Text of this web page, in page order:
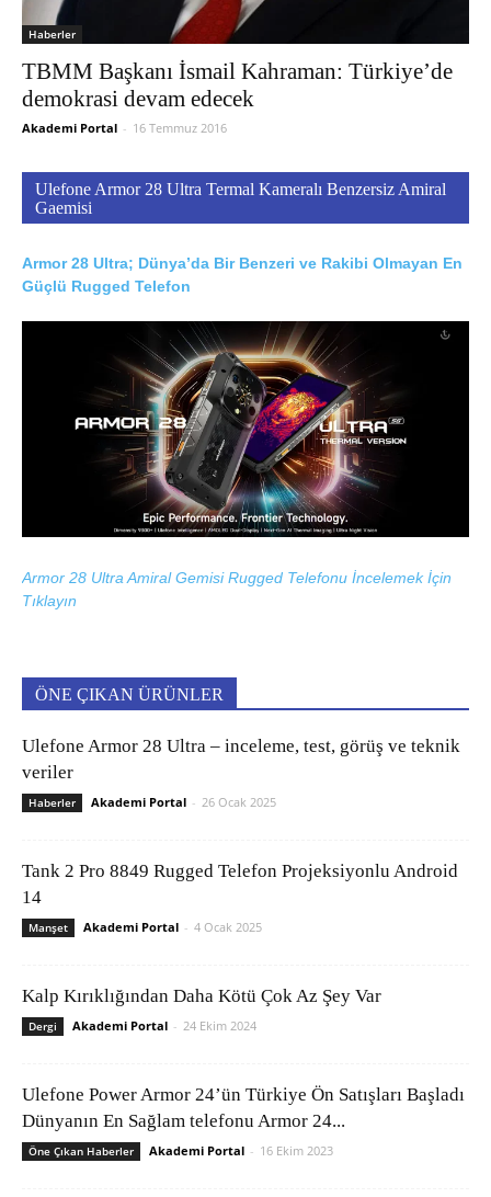
Haberler
TBMM Başkanı İsmail Kahraman: Türkiye’de
demokrasi devam edecek
Akademi Portal - 16 Temmuz 2016
Ulefone Armor 28 Ultra Termal Kameralı Benzersiz Amiral
Gaemisi
Armor 28 Ultra; Dünya’da Bir Benzeri ve Rakibi Olmayan En
Güçlü Rugged Telefon
Armor 28 Ultra Amiral Gemisi Rugged Telefonu İncelemek İçin
Tıklayın
ÖNE ÇIKAN ÜRÜNLER
Ulefone Armor 28 Ultra – inceleme, test, görüş ve teknik
veriler
Haberler Akademi Portal - 26 Ocak 2025
Tank 2 Pro 8849 Rugged Telefon Projeksiyonlu Android
14
Manşet Akademi Portal - 4 Ocak 2025
Kalp Kırıklığından Daha Kötü Çok Az Şey Var
Dergi Akademi Portal - 24 Ekim 2024
Ulefone Power Armor 24’ün Türkiye Ön Satışları Başladı
Dünyanın En Sağlam telefonu Armor 24...
Öne Çıkan Haberler Akademi Portal - 16 Ekim 2023